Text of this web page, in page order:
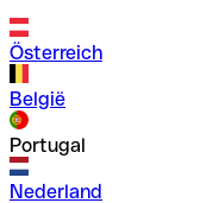
Österreich
België
Portugal
Nederland